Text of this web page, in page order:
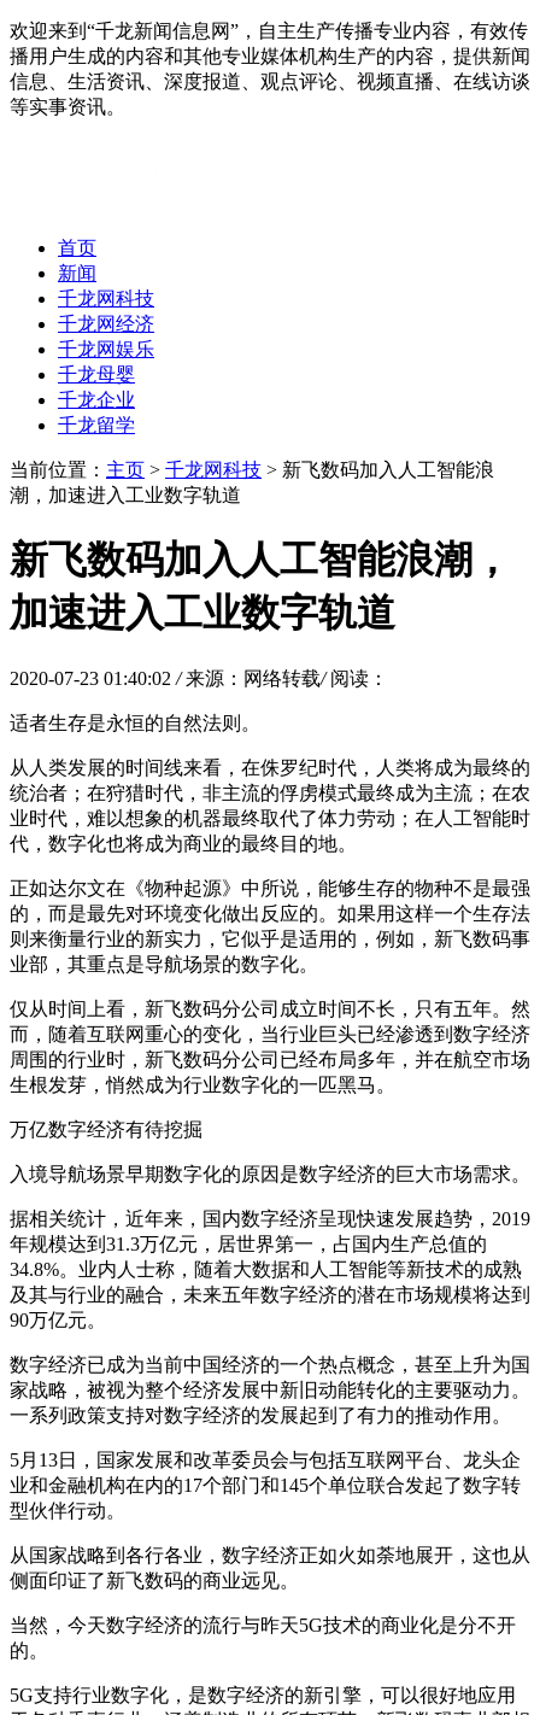
欢迎来到“千龙新闻信息网”，自主生产传播专业内容，有效传
播用户生成的内容和其他专业媒体机构生产的内容，提供新闻
信息、生活资讯、深度报道、观点评论、视频直播、在线访谈
等实事资讯。
首页
新闻
千龙网科技
千龙网经济
千龙网娱乐
千龙母婴
千龙企业
千龙留学
当前位置： 主页 > 千龙网科技 > 新飞数码加入人工智能浪
潮，加速进入工业数字轨道
新飞数码加入人工智能浪潮，
加速进入工业数字轨道
2020-07-23 01:40:02 / 来源：网络转载/ 阅读：
适者生存是永恒的自然法则。
从人类发展的时间线来看，在侏罗纪时代，人类将成为最终的
统治者；在狩猎时代，非主流的俘虏模式最终成为主流；在农
业时代，难以想象的机器最终取代了体力劳动；在人工智能时
代，数字化也将成为商业的最终目的地。
正如达尔文在《物种起源》中所说，能够生存的物种不是最强
的，而是最先对环境变化做出反应的。如果用这样一个生存法
则来衡量行业的新实力，它似乎是适用的，例如，新飞数码事
业部，其重点是导航场景的数字化。
仅从时间上看，新飞数码分公司成立时间不长，只有五年。然
而，随着互联网重心的变化，当行业巨头已经渗透到数字经济
周围的行业时，新飞数码分公司已经布局多年，并在航空市场
生根发芽，悄然成为行业数字化的一匹黑马。
万亿数字经济有待挖掘
入境导航场景早期数字化的原因是数字经济的巨大市场需求。
据相关统计，近年来，国内数字经济呈现快速发展趋势，2019
年规模达到31.3万亿元，居世界第一，占国内生产总值的
34.8%。业内人士称，随着大数据和人工智能等新技术的成熟
及其与行业的融合，未来五年数字经济的潜在市场规模将达到
90万亿元。
数字经济已成为当前中国经济的一个热点概念，甚至上升为国
家战略，被视为整个经济发展中新旧动能转化的主要驱动力。
一系列政策支持对数字经济的发展起到了有力的推动作用。
5月13日，国家发展和改革委员会与包括互联网平台、龙头企
业和金融机构在内的17个部门和145个单位联合发起了数字转
型伙伴行动。
从国家战略到各行各业，数字经济正如火如荼地展开，这也从
侧面印证了新飞数码的商业远见。
当然，今天数字经济的流行与昨天5G技术的商业化是分不开
的。
5G支持行业数字化，是数字经济的新引擎，可以很好地应用